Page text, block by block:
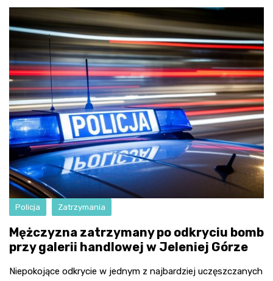
Policja Zatrzymania
Mężczyzna zatrzymany po odkryciu bomb
przy galerii handlowej w Jeleniej Górze
Niepokojące odkrycie w jednym z najbardziej uczęszczanych